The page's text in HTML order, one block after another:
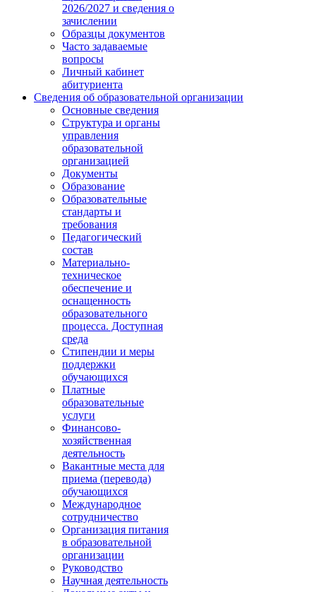
2026/2027 и сведения о
зачислении
Образцы документов
Часто задаваемые
вопросы
Личный кабинет
абитуриента
Сведения об образовательной организации
Основные сведения
Структура и органы
управления
образовательной
организацией
Документы
Образование
Образовательные
стандарты и
требования
Педагогический
состав
Материально-
техническое
обеспечение и
оснащенность
образовательного
процесса. Доступная
среда
Стипендии и меры
поддержки
обучающихся
Платные
образовательные
услуги
Финансово-
хозяйственная
деятельность
Вакантные места для
приема (перевода)
обучающихся
Международное
сотрудничество
Организация питания
в образовательной
организации
Руководство
Научная деятельность